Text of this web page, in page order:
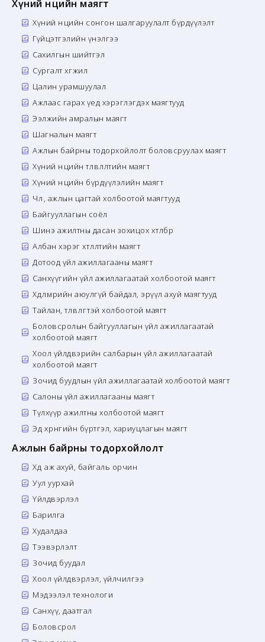
Хүний нөөцийн маягт
Хүний нөөцийн сонгон шалгаруулалт бүрдүүлэлт
Гүйцэтгэлийн үнэлгээ
Сахилгын шийтгэл
Сургалт хөгжил
Цалин урамшуулал
Ажлаас гарах үед хэрэглэгдэх маягтууд
Ээлжийн амралын маягт
Шагналын маягт
Ажлын байрны тодорхойлолт боловсруулах маягт
Хүний нөөцийн төлөвлөлтийн маягт
Хүний нөөцийн бүрдүүлэлийн маягт
Чөлөө, ажлын цагтай холбоотой маягтууд
Байгууллагын соёл
Шинэ ажилтны дасан зохицох хөтөлбөр
Албан хэрэг хөтлөлтийн маягт
Дотоод үйл ажиллагааны маягт
Санхүүгийн үйл ажиллагаатай холбоотой маягт
Хөдөлмөрийн аюулгүй байдал, эрүүл ахуй маягтууд
Тайлан, төлөвлөгөөтэй холбоотой маягт
Боловсролын байгууллагын үйл ажиллагаатай
холбоотой маягт
Хоол үйлдвэрийн салбарын үйл ажиллагаатай
холбоотой маягт
Зочид буудлын үйл ажиллагаатай холбоотой маягт
Салоны үйл ажиллагааны маягт
Түлхүүр ажилтны холбоотой маягт
Эд хөрөнгийн бүртгэл, хариуцлагын маягт
Ажлын байрны тодорхойлолт
Хөдөө аж ахуй, байгаль орчин
Уул уурхай
Үйлдвэрлэл
Барилга
Худалдаа
Тээвэрлэлт
Зочид буудал
Хоол үйлдвэрлэл, үйлчилгээ
Мэдээлэл технологи
Санхүү, даатгал
Боловсрол